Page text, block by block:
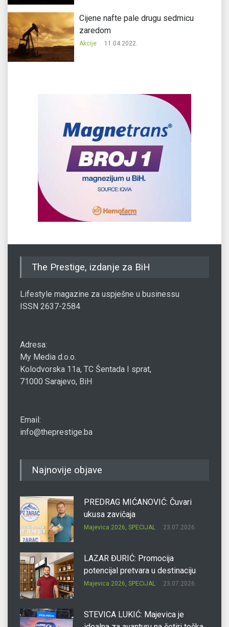
Cijene nafte pale drugu sedmicu
zaredom
Akcije 11.04.2022.
The Prestige, izdanje za BiH
Lifestyle magazine za uspješne u businessu
ISSN 2637-2584
Adresa:
My Media d.o.o.
Kolodvorska 11a, TC Šentada I sprat,
71000 Sarajevo, BiH
Email:
info@theprestige.ba
Najnovije objave
PREDRAG MIĆANOVIĆ: Čuvari
ukusa zavičaja
Majevica 2026, SPECIJAL 23.07.2026.
LAZAR ĐURIĆ: Promocija
potencijal pretvara u destinaciju
Majevica 2026, SPECIJAL 23.07.2026.
STEVICA LUKIĆ: Majevica je